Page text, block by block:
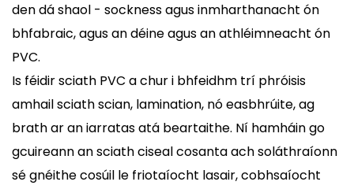
den dá shaol - sockness agus inmharthanacht ón
bhfabraic, agus an déine agus an athléimneacht ón
PVC.
Is féidir sciath PVC a chur i bhfeidhm trí phróisis
amhail sciath scian, lamination, nó easbhrúite, ag
brath ar an iarratas atá beartaithe. Ní hamháin go
gcuireann an sciath ciseal cosanta ach soláthraíonn
sé gnéithe cosúil le friotaíocht lasair, cobhsaíocht